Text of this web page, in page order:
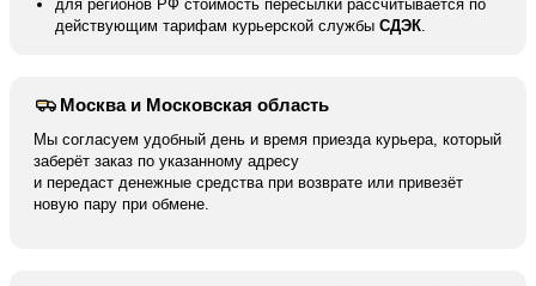
для регионов РФ стоимость пересылки рассчитывается по
действующим тарифам курьерской службы СДЭК.
Москва и Московская область
Мы согласуем удобный день и время приезда курьера, который
заберёт заказ по указанному адресу
и передаст денежные средства при возврате или привезёт
новую пару при обмене.